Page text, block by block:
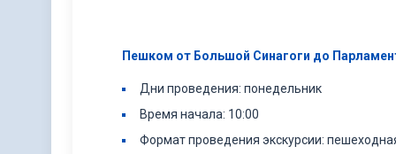
Пешком от Большой Синагоги до
Дни проведения: понедельник
Время начала: 10:00
Формат проведения экскурсии: